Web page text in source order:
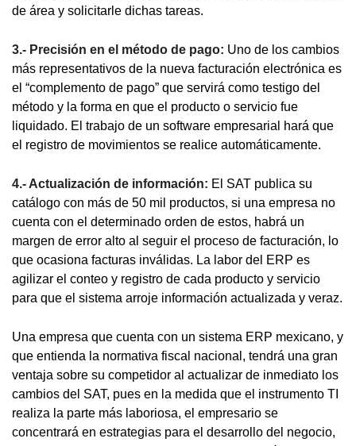
de área y solicitarle dichas tareas.
3.- Precisión en el método de pago: Uno de los cambios
más representativos de la nueva facturación electrónica es
el “complemento de pago” que servirá como testigo del
método y la forma en que el producto o servicio fue
liquidado. El trabajo de un software empresarial hará que
el registro de movimientos se realice automáticamente.
4.- Actualización de información: El SAT publica su
catálogo con más de 50 mil productos, si una empresa no
cuenta con el determinado orden de estos, habrá un
margen de error alto al seguir el proceso de facturación, lo
que ocasiona facturas inválidas. La labor del ERP es
agilizar el conteo y registro de cada producto y servicio
para que el sistema arroje información actualizada y veraz.
Una empresa que cuenta con un sistema ERP mexicano, y
que entienda la normativa fiscal nacional, tendrá una gran
ventaja sobre su competidor al actualizar de inmediato los
cambios del SAT, pues en la medida que el instrumento TI
realiza la parte más laboriosa, el empresario se
concentrará en estrategias para el desarrollo del negocio,